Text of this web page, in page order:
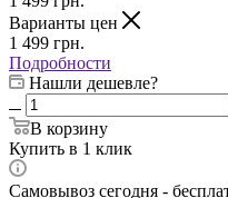
Варианты цен
1 499 грн.
Подробности
Нашли дешевле?
В корзину
Купить в 1 клик
Самовывоз сегодня -